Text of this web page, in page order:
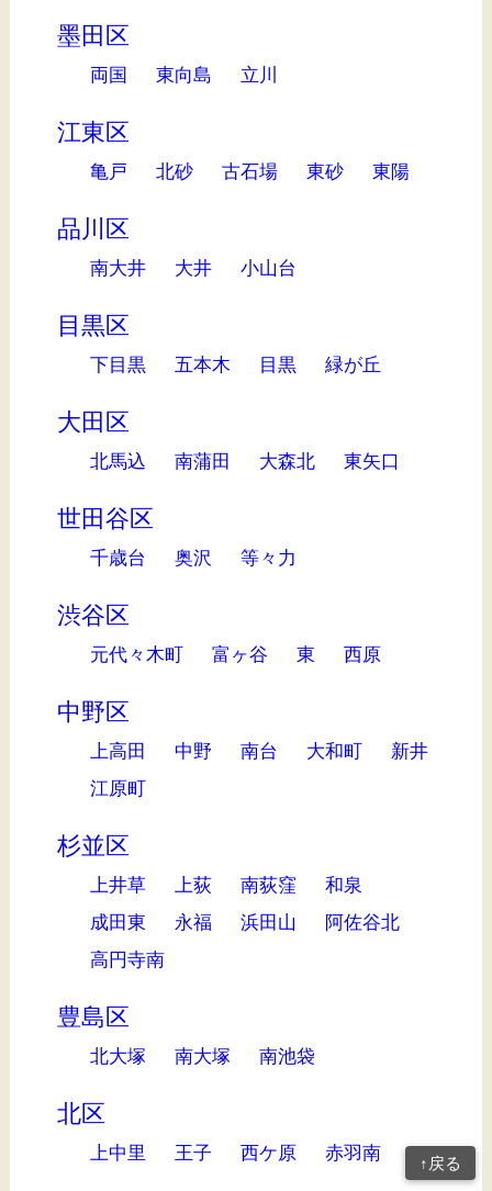
墨田区
両国 東向島 立川
江東区
亀戸 北砂 古石場 東砂 東陽
品川区
南大井 大井 小山台
目黒区
下目黒 五本木 目黒 緑が丘
大田区
北馬込 南蒲田 大森北 東矢口
世田谷区
千歳台 奥沢 等々力
渋谷区
元代々木町 富ヶ谷 東 西原
中野区
上高田 中野 南台 大和町
新井
江原町
杉並区
上井草 上荻 南荻窪
和泉
成田東
永福 浜田山
阿佐谷北
高円寺南
豊島区
北大塚 南大塚 南池袋
北区
上中里 王子 西ケ原 赤羽南 ↑戻る